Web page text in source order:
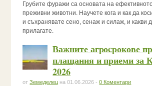
Грубите фуражи са основата на
преживни животни. Научете кога и как да
и съхранявате сено, сенаж и силаж, и какви
прилагате.
Важните агроcрокове
плащания и приеми за
2026
отЗемеделец на 01.06.2026 -0 Коментари